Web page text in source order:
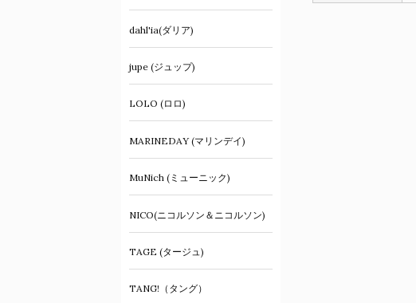
dahl'ia(ダリア)
jupe (ジュップ)
LOLO (ロロ)
MARINEDAY (マリンデイ)
MuNich (ミューニック)
NICO(ニコルソン＆ニコルソン)
TAGE (タージュ)
TANG!（タング）